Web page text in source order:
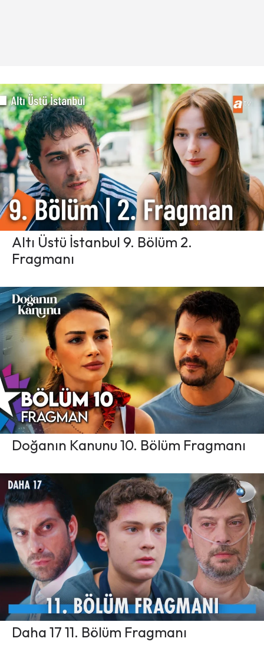
Altı Üstü İstanbul 9. Bölüm 2.
Fragmanı
Doğanın Kanunu 10. Bölüm Fragmanı
Daha 17 11. Bölüm Fragmanı